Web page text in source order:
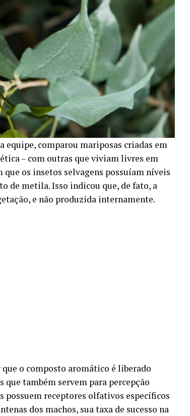
equipe, comparou mariposas criadas em
– com outras que viviam livres em
os insetos selvagens possuíam níveis
de metila. Isso indicou que, de fato, a
e não produzida internamente.
o composto aromático é liberado
também servem para percepção
possuem receptores olfativos específicos
dos machos, sua taxa de sucesso na